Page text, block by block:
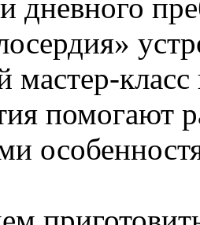
дневного
мастер-
помогают